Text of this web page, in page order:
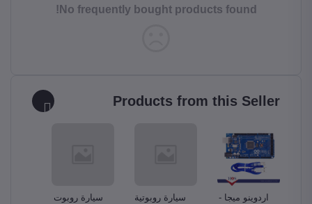
No frequently bought products found!
Products from this Seller
اردوينو ميجا -
سيارة روبوتية
سيارة روبوت